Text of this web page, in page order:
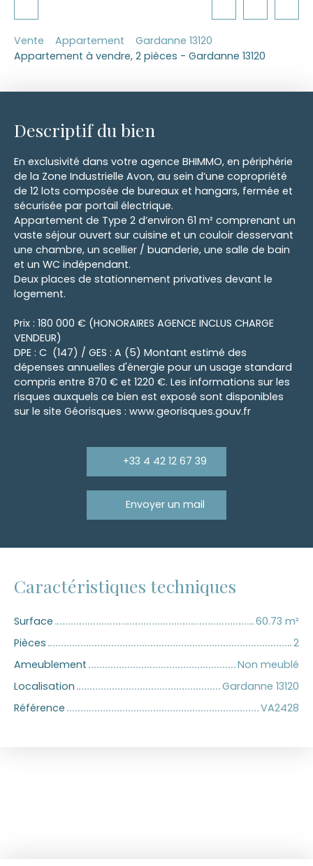
Vente Appartement
Gardanne 13120
Appartement à vendre, 2 pièces - Gardanne 13120
Descriptif du bien
En exclusivité dans votre agence BHIMMO, en périphérie
de la Zone Industrielle Avon, au sein d’une copropriété
de 12 lots composée de bureaux et hangars, fermée et
sécurisée par portail électrique.
Appartement de Type 2 d’environ 61 m² comprenant un
vaste séjour ouvert sur cuisine et un couloir desservant
une chambre, un scellier / buanderie, une salle de bain
et un WC indépendant.
Deux places de stationnement privatives devant le
logement.
Prix : 180 000 € (HONORAIRES AGENCE INCLUS CHARGE
VENDEUR)
DPE : C (147) / GES : A (5) Montant estimé des
dépenses annuelles d'énergie pour un usage standard
compris entre 870 € et 1220 €. Les informations sur les
risques auxquels ce bien est exposé sont disponibles
sur le site Géorisques : www.georisques.gouv.fr
+33 4 42 12 67 39
Envoyer un mail
Caractéristiques techniques
Surface 60.73 m²
Pièces
2
Ameublement
Non meublé
Localisation
Gardanne 13120
Référence
VA2428